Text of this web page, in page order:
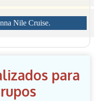
Nile Cruise.
para